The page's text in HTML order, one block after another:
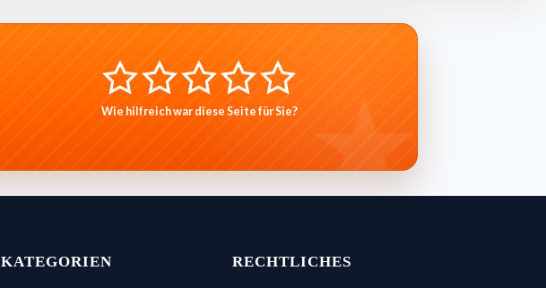
Wie hilfreich war diese Seite für Sie?
KATEGORIEN RECHTLICHES